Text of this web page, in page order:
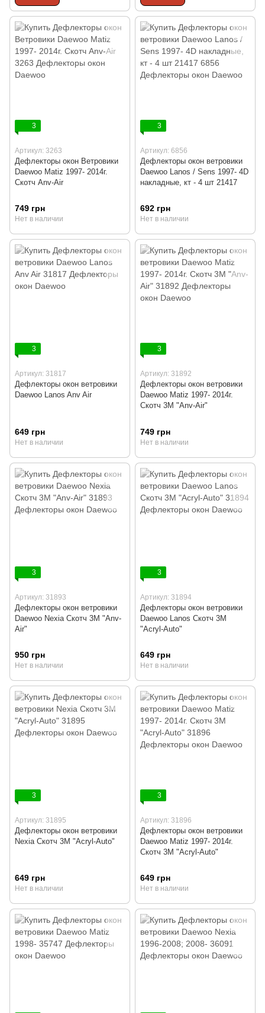
3
Артикул: 3263
Дефлекторы окон Ветровики
Daewoo Matiz 1997- 2014г.
Скотч Anv-Air
749 грн
Нет в наличии
3
Артикул: 6856
Дефлекторы окон ветровики
Daewoo Lanos / Sens 1997- 4D
накладные, кт - 4 шт 21417
692 грн
Нет в наличии
3
Артикул: 31817
Дефлекторы окон ветровики
Daewoo Lanos Anv Air
649 грн
Нет в наличии
3
Артикул: 31892
Дефлекторы окон ветровики
Daewoo Matiz 1997- 2014г.
Cкотч 3M "Anv-Air"
749 грн
Нет в наличии
3
Артикул: 31893
Дефлекторы окон ветровики
Daewoo Nexia Cкотч 3M "Anv-
Air"
950 грн
Нет в наличии
3
Артикул: 31894
Дефлекторы окон ветровики
Daewoo Lanos Cкотч 3M
"Acryl-Auto"
649 грн
Нет в наличии
3
Артикул: 31895
Дефлекторы окон ветровики
Nexia Cкотч 3M "Acryl-Auto"
649 грн
Нет в наличии
3
Артикул: 31896
Дефлекторы окон ветровики
Daewoo Matiz 1997- 2014г.
Cкотч 3M "Acryl-Auto"
649 грн
Нет в наличии